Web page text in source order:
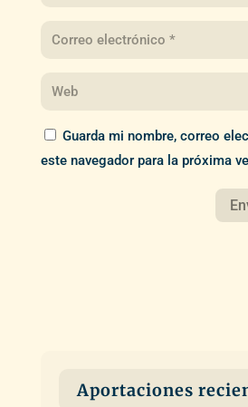
Guarda mi nombre, correo
este navegador para la próxima
Aportaciones